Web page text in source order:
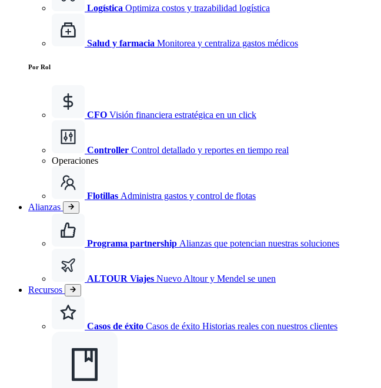
Logística Optimiza costos y trazabilidad logística
Salud y farmacia Monitorea y centraliza gastos médicos
Por Rol
CFO Visión financiera estratégica en un click
Controller Control detallado y reportes en tiempo real
Operaciones
Flotillas Administra gastos y control de flotas
Alianzas
Programa partnership Alianzas que potencian nuestras soluciones
ALTOUR Viajes Nuevo Altour y Mendel se unen
Recursos
Casos de éxito Casos de éxito Historias reales con nuestros clientes